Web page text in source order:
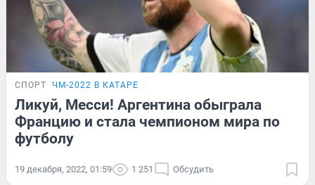
СПОРТ ЧМ-2022 В КАТАРЕ
Ликуй, Месси! Аргентина обыграла
Францию и стала чемпионом мира по
футболу
19 декабря, 2022, 01:59 1 251 Обсудить